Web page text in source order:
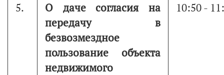
5.
О даче согласия на
передачу в
безвозмездное
пользование объекта
недвижимого
10:50 -